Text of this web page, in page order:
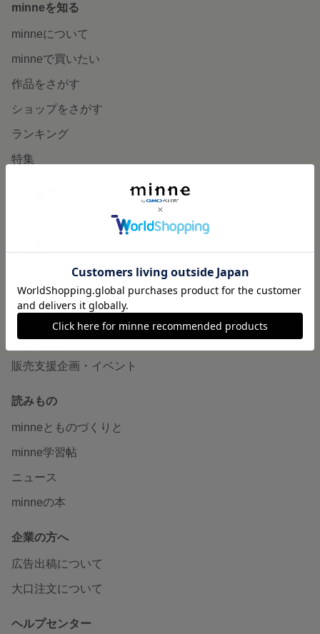
minneを知る
minneについて
minneで買いたい
作品をさがす
ショップをさがす
ランキング
特集
ヴィンテージ販売
ダウンロード販売
minne PLUS
minne LAB
販売支援企画・イベント
読みもの
minneとものづくりと
minne学習帖
ニュース
minneの本
企業の方へ
広告出稿について
大口注文について
ヘルプセンター